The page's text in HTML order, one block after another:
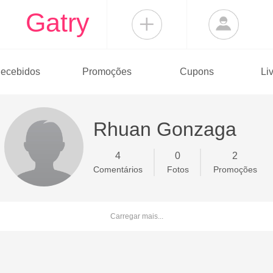
Gatry
Promoções Cupons
Rhuan Gonzaga
4
Comentários
0
Fotos
2
Promoções
Carregar mais...